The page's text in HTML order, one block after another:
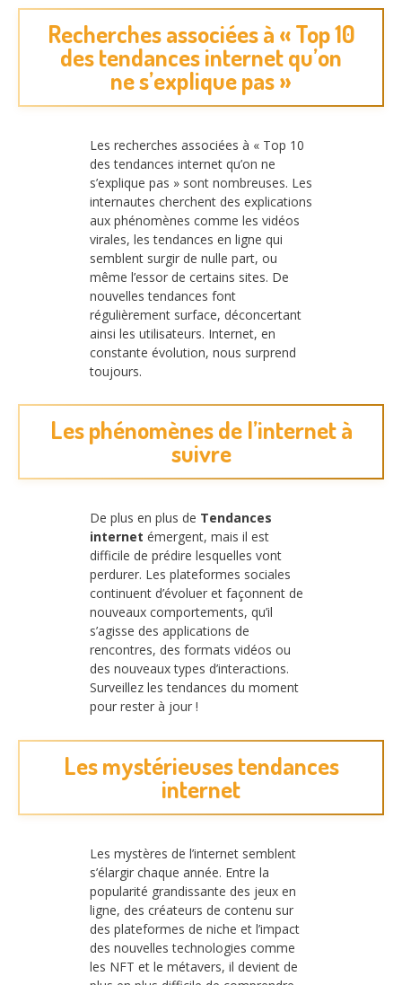
Recherches associées à « Top 10
des tendances internet qu’on
ne s’explique pas »
Les recherches associées à « Top 10
des tendances internet qu’on ne
s’explique pas » sont nombreuses. Les
internautes cherchent des explications
aux phénomènes comme les vidéos
virales, les tendances en ligne qui
semblent surgir de nulle part, ou
même l’essor de certains sites. De
nouvelles tendances font
régulièrement surface, déconcertant
ainsi les utilisateurs. Internet, en
constante évolution, nous surprend
toujours.
Les phénomènes de l’internet à
suivre
De plus en plus de Tendances
internet émergent, mais il est
difficile de prédire lesquelles vont
perdurer. Les plateformes sociales
continuent d’évoluer et façonnent de
nouveaux comportements, qu’il
s’agisse des applications de
rencontres, des formats vidéos ou
des nouveaux types d’interactions.
Surveillez les tendances du moment
pour rester à jour !
Les mystérieuses tendances
internet
Les mystères de l’internet semblent
s’élargir chaque année. Entre la
popularité grandissante des jeux en
ligne, des créateurs de contenu sur
des plateformes de niche et l’impact
des nouvelles technologies comme
les NFT et le métavers, il devient de